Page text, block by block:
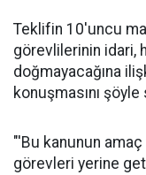
Teklifin 10'uncu
görevlilerinin idari,
doğmayacağına
konuşmasını
"'Bu kanunun
görevleri yerine